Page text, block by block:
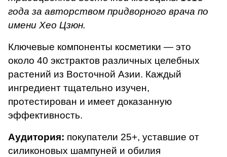
года за авторством придворного врача по
имени Хео Цзюн.
Ключевые компоненты косметики — это
около 40 экстрактов различных целебных
растений из Восточной Азии. Каждый
ингредиент тщательно изучен,
протестирован и имеет доказанную
эффективность.
Аудитория: покупатели 25+, уставшие от
силиконовых шампуней и обилия